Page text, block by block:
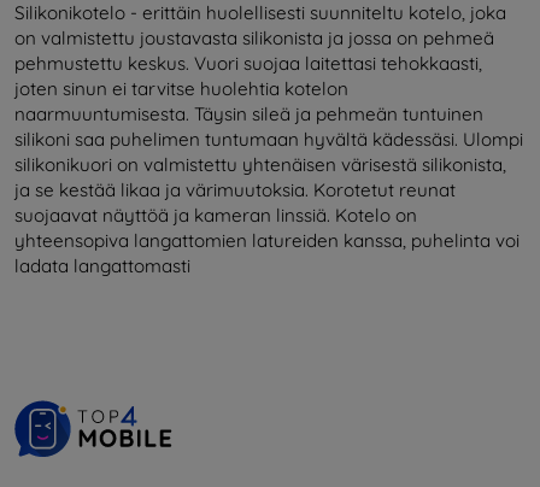
Silikonikotelo - erittäin huolellisesti suunniteltu kotelo, joka
on valmistettu joustavasta silikonista ja jossa on pehmeä
pehmustettu keskus. Vuori suojaa laitettasi tehokkaasti,
joten sinun ei tarvitse huolehtia kotelon
naarmuuntumisesta. Täysin sileä ja pehmeän tuntuinen
silikoni saa puhelimen tuntumaan hyvältä kädessäsi. Ulompi
silikonikuori on valmistettu yhtenäisen värisestä silikonista,
ja se kestää likaa ja värimuutoksia. Korotetut reunat
suojaavat näyttöä ja kameran linssiä. Kotelo on
yhteensopiva langattomien latureiden kanssa, puhelinta voi
ladata langattomasti